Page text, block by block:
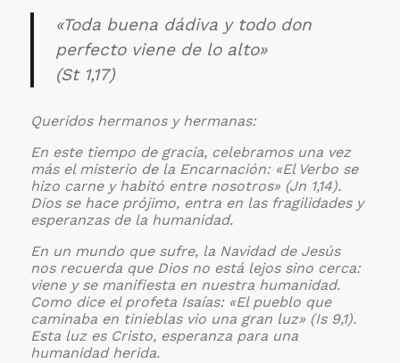
«Toda buena dádiva y todo don
perfecto viene de lo alto»
(St 1,17)
Queridos hermanos y hermanas:
En este tiempo de gracia, celebramos una vez
más el misterio de la Encarnación: «El Verbo se
hizo carne y habitó entre nosotros» (Jn 1,14).
Dios se hace prójimo, entra en las fragilidades y
esperanzas de la humanidad.
En un mundo que sufre, la Navidad de Jesús
nos recuerda que Dios no está lejos sino cerca:
viene y se manifiesta en nuestra humanidad.
Como dice el profeta Isaías: «El pueblo que
caminaba en tinieblas vio una gran luz» (Is 9,1).
Esta luz es Cristo, esperanza para una
humanidad herida.